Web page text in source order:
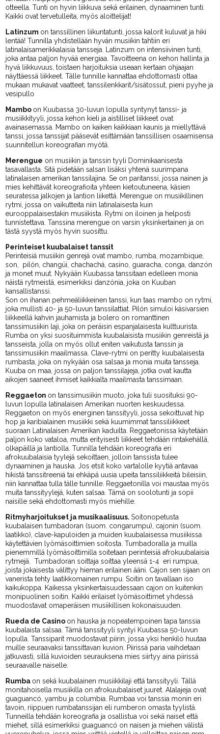
otteella. Tunti on hyvin liikkuva sekä erilainen, dynaaminen tunti.
Kaikki ovat tervetulleita, myös aloittelijat!
Latinzum on tanssillinen liikuntatunti, jossa kalorit kuluvat ja hiki
lentää! Tunnilla yhdistellään hyvän musiikin tahtiin eri
latinalaisamerikkalaisia tansseja. Latinzum on intensiivinen tunti,
joka antaa paljon hyvää energiaa. Tavoitteena on kehon hallinta ja
hyvä liikkuvuus, toistaen harjoituksia useaan kertaan ohjaajan
näyttäessä liikkeet. Tälle tunnille kannattaa ehdottomasti ottaa
mukaan mukavat vaatteet, tanssilenkkarit/sisätossut, pieni pyyhe ja
vesipullo
Mambo on Kuubassa 30-luvun lopulla syntynyt tanssi- ja
musiikkityyli, jossa kehon kieli ja aistilliset liikkeet ovat
avainasemassa. Mambo on kaiken kaikkiaan kaunis ja miellyttävä
tanssi, jossa tanssijat pääsevät esittämään tanssillisen osaamisensa
suunnitellun koreografian myötä.
Merengue on musiikin ja tanssin tyyli Dominikaanisesta
tasavallasta. Sitä pidetään salsan lisäksi yhtenä suurimpana
latinalaisen amerikan tanssilajina. Se on paritanssi, jossa nainen ja
mies kehittävät koreografioita yhteen kietoutuneena, käsien
seuratessa jalkojen ja lantion liikettä. Merengue on musiikillinen
rytmi, jossa on vaikutteita niin latinalaisesta kuin
eurooppalaisestakin musiikista. Rytmi on iloinen ja helposti
tunnistettava. Tanssina merengue on varsin yksinkertainen ja on
tästä syystä myös hyvin suosittu.
Perinteiset kuubalaiset tanssit
Perinteisiä musiikin genrejä ovat mambo, rumba, mozambique,
son, pilón, changüí, chachachá, casino, guaracha, conga, danzón
ja monet muut. Nykyään Kuubassa tanssitaan edelleen monia
näistä rytmeistä, esimerkiksi danzónia, joka on Kuuban
kansallistanssi.
Son on ihanan pehmeäliikkeinen tanssi, kun taas mambo on rytmi,
joka mullisti 40- ja 50-luvun tanssilattiat. Pilón simuloi käsivarsien
liikkeellä kahvin jauhamista ja bolero on romanttinen
tanssimusiikin laji, joka on peräisin espanjalaisesta kulttuurista.
Rumba on yksi suosituimmista kuubalaisista musiikin genreistä ja
tansseista, jolla on myös ollut eniten vaikutusta tanssin ja
tanssimusiikin maailmassa. Clave-rytmi on peritty kuubalaisesta
rumbasta, joka on nykyään osa salsaa ja monia muita tansseja.
Kuuba on maa, jossa on paljon tanssilajeja, jotka ovat kautta
aikojen saaneet ihmiset kaikkialta maailmasta tanssimaan.
Reggaeton on tanssimusiikin muoto, joka tuli suosituksi 90-
luvun lopulla latinalaisen Amerikan nuorten keskuudessa.
Reggaeton on myös energinen tanssityyli, jossa sekoittuvat hip
hop ja karibialainen musiikki sekä kuumimmat tanssiliikkeet
suoraan Latinalaisen Amerikan kaduilta. Reggaetonissa käytetään
paljon koko vataloa, mutta erityisesti liikkeet tehdään rintakehällä,
olkapäillä ja lantiolla. Tunnilla tehdään koreografia eri
afrokuubalaisia tyylejä sekoittaen, jolloin tanssista tulee
dynaaminen ja hauska. Jos etsit koko vartalolle kyytiä antavaa
hikistä tanssitreeniä tai ehkäpä uusia upeita tanssiliikkeitä bileisiin,
niin kannattaa tulla tälle tunnille. Reggaetonilla voi maustaa myös
muita tanssityylejä, kuten salsaa. Tämä on soolotunti ja sopii
naisille sekä ehdottomasti myös miehille.
Ritmyharjoitukset ja musikaalisuus.Soitonopetusta
kuubalaisen tumbadoran (suom. congarumpu), cajonin (suom.
laatikko), clave-kapuloiden ja muiden kuubalaisessa musiikissa
käytettävien lyömäsoittimien soitosta. Tumbadoralla ja muilla
pienemmillä lyömäsoittimilla soitetaan perinteisiä afrokuubalaisia
rytmejä. Tumbadoran soittaja soittaa yleensä 1-4 eri rumpua,
joista jokaisesta välittyy hieman erilainen ääni. Cajon sen sijaan on
vanerista tehty laatikkomainen rumpu. Soitin on tavallaan iso
kaikukoppa. Kaikessa yksinkertaisuudessaan cajon on kuitenkin
monipuolinen soitin. Kaikki erilaiset lyömäsoittimet yhdessä
muodostavat omaperäisen musiikillisen kokonaisuuden.
Rueda de Casino on hauska ja nopeatempoinen tapa tanssia
kuubalaista salsaa. Tämä tanssityyli syntyi Kuubassa 50-luvun
lopulla. Tanssiparit muodostavat piirin, jossa yksi henkilö huutaa
muille seuraavaksi tanssittavan kuvion. Piirissä paria vaihdetaan
jatkuvasti, sillä kuvioiden seurauksena mies siirtyy aina piirissä
seuraavalle naiselle.
Rumba on sekä kuubalainen musiikkilaji että tanssityyli. Tällä
monitahoisella musiikilla on afrokuubalaiset juuret. Alalajeja ovat
guaguancó, yambu ja columbia. Rumbaa voi tanssia monin eri
tavoin, riippuen rumbatanssijan eli rumberon omasta tyylistä.
Tunneilla tehdään koreografia ja osallistua voi sekä naiset että
miehet, sillä esimerkiksi guaguancó on naisen ja miehen välistä